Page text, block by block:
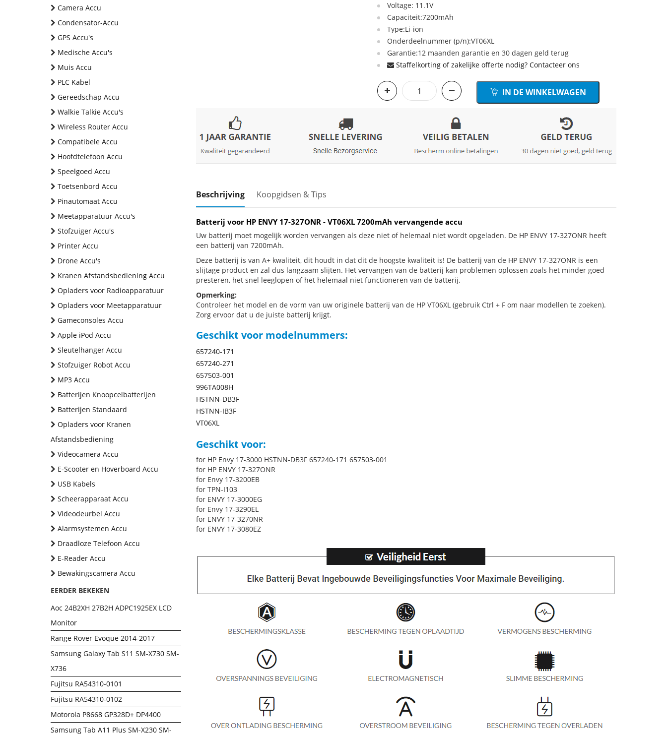
Camera Accu
Condensator-Accu
GPS Accu's
Medische Accu's
Muis Accu
PLC Kabel
Gereedschap Accu
Walkie Talkie Accu's
Wireless Router Accu
Compatibele Accu
Hoofdtelefoon Accu
Speelgoed Accu
Toetsenbord Accu
Pinautomaat Accu
Meetapparatuur Accu's
Stofzuiger Accu's
Printer Accu
Drone Accu's
Kranen Afstandsbediening Accu
Opladers voor Radioapparatuur
Opladers voor Meetapparatuur
Gameconsoles Accu
Apple iPod Accu
Sleutelhanger Accu
Stofzuiger Robot Accu
MP3 Accu
Batterijen Knoopcelbatterijen
Batterijen Standaard
Opladers voor Kranen
Afstandsbediening
Videocamera Accu
E-Scooter en Hoverboard Accu
USB Kabels
Scheerapparaat Accu
Videodeurbel Accu
Alarmsystemen Accu
Draadloze Telefoon Accu
E-Reader Accu
Bewakingscamera Accu
EERDER BEKEKEN
Aoc 24B2XH 27B2H ADPC1925EX LCD
Monitor
Range Rover Evoque 2014-2017
Samsung Galaxy Tab S11 SM-X730 SM-
X736
Fujitsu RA54310-0101
Fujitsu RA54310-0102
Motorola P8668 GP328D+ DP4400
Samsung Tab A11 Plus SM-X230 SM-
Voltage: 11.1V
Capaciteit:7200mAh
Type:Li-ion
Onderdeelnummer (p/n):VT06XL
Garantie:12 maanden garantie en 30 dagen geld terug
Staffelkorting of zakelijke offerte nodig? Contacteer ons
IN DE WINKELWAGEN
Beschrijving Koopgidsen & Tips
Batterij voor HP ENVY 17-327ONR - VT06XL 7200mAh vervangende accu
Uw batterij moet mogelijk worden vervangen als deze niet of helemaal niet wordt opgeladen. De HP ENVY 17-327ONR heeft
een batterij van 7200mAh.
Deze batterij is van A+ kwaliteit, dit houdt in dat dit de hoogste kwaliteit is! De batterij van de HP ENVY 17-327ONR is een
slijtage product en zal dus langzaam slijten. Het vervangen van de batterij kan problemen oplossen zoals het minder goed
presteren, het snel leeglopen of het helemaal niet functioneren van de batterij.
Opmerking:
Controleer het model en de vorm van uw originele batterij van de HP VT06XL (gebruik Ctrl + F om naar modellen te zoeken).
Zorg ervoor dat u de juiste batterij krijgt.
Geschikt voor modelnummers:
657240-171
657240-271
657503-001
996TA008H
HSTNN-DB3F
HSTNN-IB3F
VT06XL
Geschikt voor:
for HP Envy 17-3000 HSTNN-DB3F 657240-171 657503-001
for HP ENVY 17-327ONR
for Envy 17-3200EB
for TPN-I103
for ENVY 17-3000EG
for Envy 17-3290EL
for ENVY 17-3270NR
for ENVY 17-3080EZ